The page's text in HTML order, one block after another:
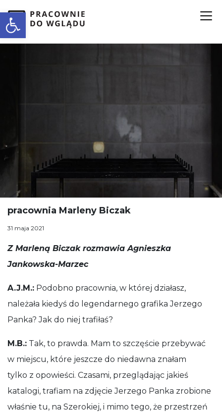
Open toolbar
pracownia Marleny Biczak
Anna Stankiewicz
Małopolski Instytut Kultury w Krakowie
31 maja 2021
Z Marleną Biczak rozmawia Agnieszka Jankowska-
Z Marleną Biczak rozmawia Agnieszka
Jankowska-Marzec
A.J.M.: Podobno pracownia, w której działasz,
należała kiedyś do legendarnego grafika Jerzego
Panka? Jak do niej trafiłaś?
M.B.: Tak, to prawda. Mam to szczęście przebywać
w miejscu, które jeszcze do niedawna znałam
tylko z opowieści. Czasami, przeglądając jakieś
katalogi, trafiam na zdjęcie Jerzego Panka zrobione
właśnie tu, na Szerokiej, i mimo tego, że przestrzeń